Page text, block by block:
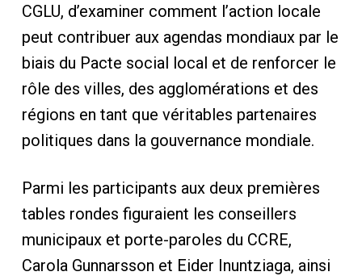
CGLU, d’examiner comment l’action locale
peut contribuer aux agendas mondiaux par le
biais du Pacte social local et de renforcer le
rôle des villes, des agglomérations et des
régions en tant que véritables partenaires
politiques dans la gouvernance mondiale.
Parmi les participants aux deux premières
tables rondes figuraient les conseillers
municipaux et porte-paroles du CCRE,
Carola Gunnarsson et Eider Inuntziaga, ainsi